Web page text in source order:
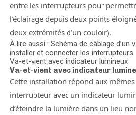
entre les interrupteurs pour
l’éclairage depuis deux points
deux extrémités d’un couloir).
À lire aussi : Schéma de câblage d’un
installer et connecter les interrupteurs
Va-et-vient avec indicateur lumineux
Va-et-vient avec indicateur
Cette installation répond aux mêmes
interrupteur avec un indicateur
d’éteindre la lumière dans un lieu